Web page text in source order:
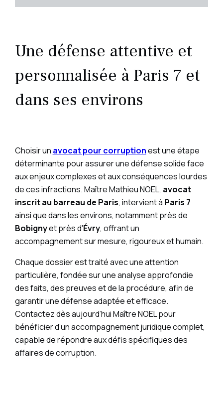
Une défense attentive et
personnalisée à Paris 7 et
dans ses environs
Choisir un avocat pour corruptionest une étape
déterminante pour assurer une défense solide face
aux enjeux complexes et aux conséquences lourdes
de ces infractions. Maître Mathieu NOEL, avocat
inscrit au barreau de Paris, intervient à Paris 7
ainsi que dans les environs, notamment près de
Bobignyet près d'Évry, offrant un
accompagnement sur mesure, rigoureux et humain.
Chaque dossier est traité avec une attention
particulière, fondée sur une analyse approfondie
des faits, des preuves et de la procédure, afin de
garantir une défense adaptée et efficace.
Contactez dès aujourd’hui Maître NOEL pour
bénéficier d’un accompagnement juridique complet,
capable de répondre aux défis spécifiques des
affaires de corruption.